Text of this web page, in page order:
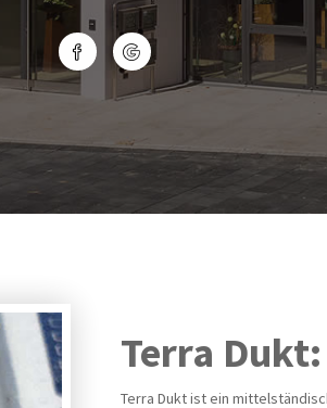
Terra
Terra Dukt ist ein